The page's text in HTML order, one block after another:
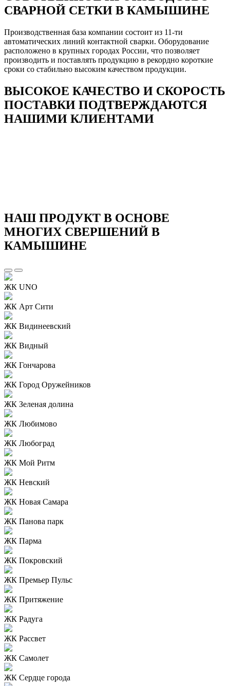
СВАРНОЙ СЕТКИ В КАМЫШИНЕ
Производственная база компании состоит из 11-ти
автоматических линий контактной сварки. Оборудование
расположено в крупных городах России, что позволяет
производить и поставлять продукцию в рекордно короткие
сроки со стабильно высоким качеством продукции.
ВЫСОКОЕ КАЧЕСТВО И СКОРОСТЬ
ПОСТАВКИ ПОДТВЕРЖДАЮТСЯ
НАШИМИ КЛИЕНТАМИ
НАШ ПРОДУКТ В ОСНОВЕ
МНОГИХ СВЕРШЕНИЙ В
КАМЫШИНЕ
ЖК UNO
ЖК Арт Сити
ЖК Видинеевский
ЖК Видный
ЖК Гончарова
ЖК Город Оружейников
ЖК Зеленая долина
ЖК Любимово
ЖК Любоград
ЖК Мой Ритм
ЖК Невский
ЖК Новая Самара
ЖК Панова парк
ЖК Парма
ЖК Покровский
ЖК Премьер Пульс
ЖК Притяжение
ЖК Радуга
ЖК Рассвет
ЖК Самолет
ЖК Сердце города